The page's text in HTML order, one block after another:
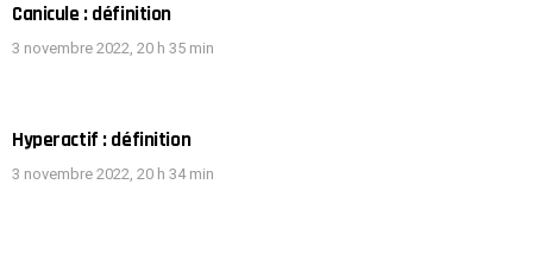
Canicule : définition
3 novembre 2022, 20 h 35 min
Hyperactif : définition
3 novembre 2022, 20 h 34 min